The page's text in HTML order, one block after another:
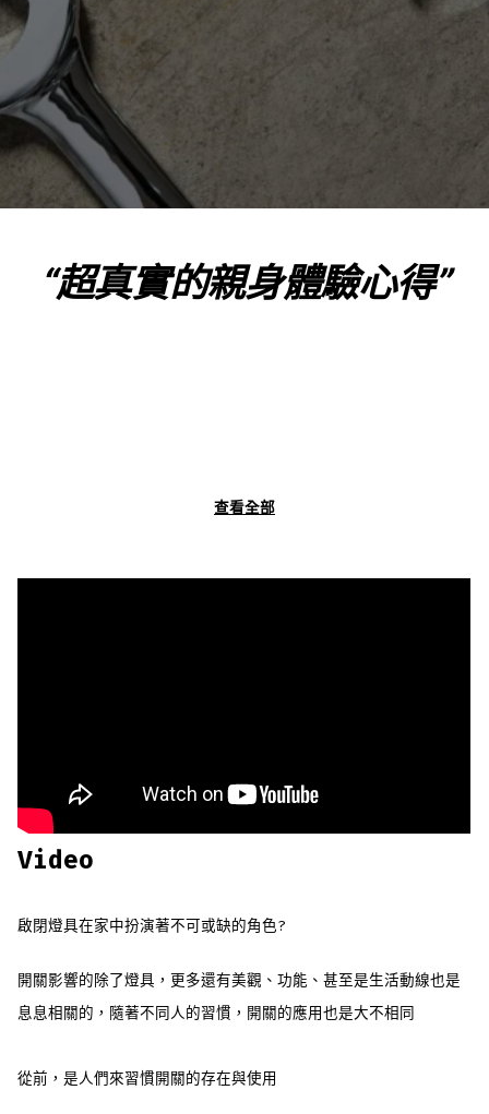
“超真實的親身體驗心得”
查看全部
Video
啟閉燈具在家中扮演著不可或缺的角色?
開關影響的除了燈具，更多還有美觀、功能、甚至是生活動線也是
息息相關的，隨著不同人的習慣，開關的應用也是大不相同
從前，是人們來習慣開關的存在與使用